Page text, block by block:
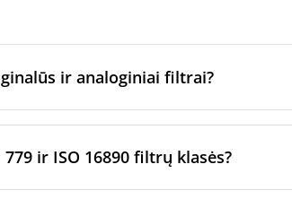
ir analoginiai filtrai?
per sertifikuotus gamybos partnerius.
ir ISO 16890 filtrų klasės?